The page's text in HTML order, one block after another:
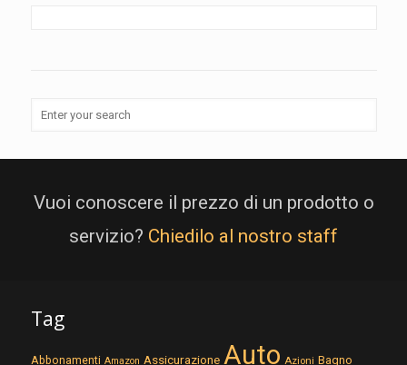
Vuoi conoscere il prezzo di un prodotto o
servizio? Chiedilo al nostro staff
Tag
Abbonamenti Amazon Assicurazione Auto Azioni Bagno